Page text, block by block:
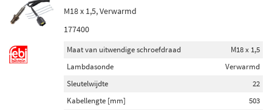
M18 x 1,5, Verwarmd
177400
Maat van uitwendige schroefdraad
M18 x 1,5
Lambdasonde
Verwarmd
Sleutelwijdte
22
Kabellengte [mm]
503